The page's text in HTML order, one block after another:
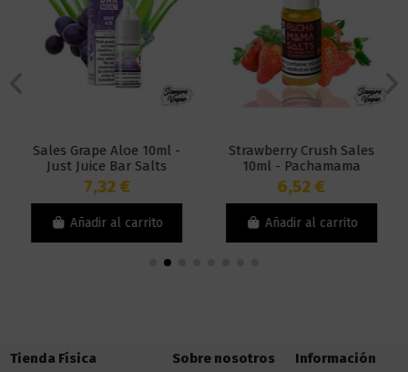
Sales Grape Aloe 10ml -
Just Juice Bar Salts
7,32 €
Añadir al carrito
Strawberry Crush Sales
10ml - Pachamama
6,52 €
Añadir al carrito
Tienda Física Sobre nosotros Información